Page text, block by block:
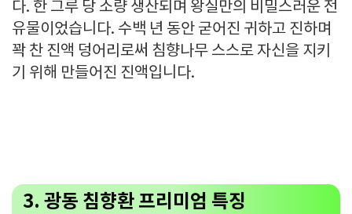
다. 한 그루 당 소량 생산되며 왕실만의 비밀스러운 전
유물이었습니다. 수백 년 동안 굳어진 귀하고 진하며
꽉 찬 진액 덩어리로써 침향나무 스스로 자신을 지키
기 위해 만들어진 진액입니다.
3. 광동 침향환 프리미엄 특징